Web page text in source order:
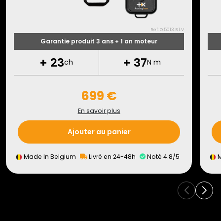
Ref: O.5013.B.1.V
Garantie produit 3 ans + 1 an moteur
+ 23ch + 37N m
699 €
En savoir plus
Ajouter au panier
Made In Belgium Livré en 24-48h Noté 4.8/5